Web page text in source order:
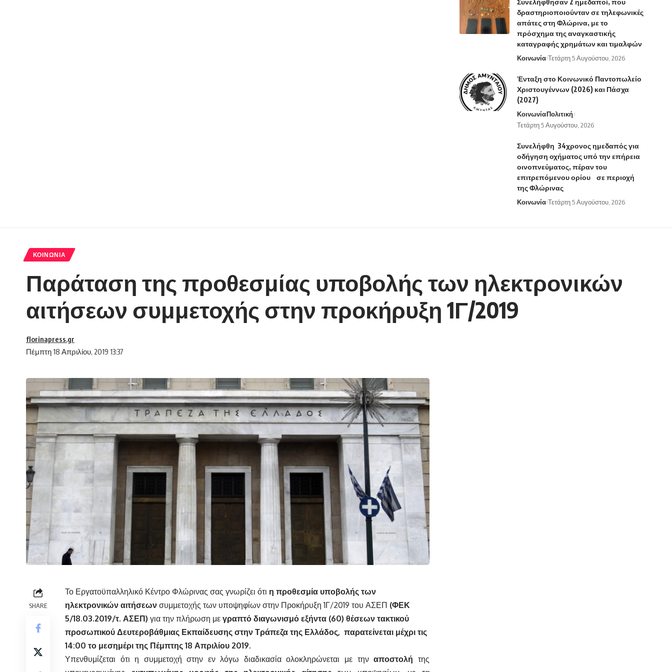
Συνελήφθησαν 2 ημεδαποί, που
δραστηριοποιούνταν σε τηλεφωνικές
απάτες στη Φλώρινα, με το
πρόσχημα της αναγκαστικής
καταγραφής χρημάτων και τιμαλφών
Κοινωνία Τετάρτη 5 Αυγούστου, 2026
Ένταξη στο Κοινωνικό Παντοπωλείο
Χριστουγέννων (2026) και Πάσχα
(2027)
ΚοινωνίαΠολιτική
Τετάρτη 5 Αυγούστου, 2026
Συνελήφθη 34χρονος ημεδαπός για
οδήγηση οχήματος υπό την επήρεια
οινοπνεύματος, πέραν του
επιτρεπόμενου ορίου σε περιοχή
της Φλώρινας
Κοινωνία Τετάρτη 5 Αυγούστου, 2026
ΚΟΙΝΩΝΊΑ
Παράταση της προθεσμίας υποβολής των ηλεκτρονικών
αιτήσεων συμμετοχής στην προκήρυξη 1Γ/2019
Πέμπτη 18 Απριλίου, 2019 13:37
florinapress.gr
SHARE
Το Εργατοϋπαλληλικό Κέντρο Φλώρινας σας γνωρίζει ότι η προθεσμία υποβολής των
ηλεκτρονικών αιτήσεων συμμετοχής των υποψηφίων στην Προκήρυξη 1Γ/2019 του ΑΣΕΠ (ΦΕΚ
5/18.03.2019/τ. ΑΣΕΠ) για την πλήρωση με γραπτό διαγωνισμό εξήντα (60) θέσεων τακτικού
προσωπικού Δευτεροβάθμιας Εκπαίδευσης στην Τράπεζα της Ελλάδος, παρατείνεται μέχρι τις
14:00 το μεσημέρι της Πέμπτης 18 Απριλίου 2019.
Υπενθυμίζεται ότι η συμμετοχή στην εν λόγω διαδικασία ολοκληρώνεται με τηναποστολή της